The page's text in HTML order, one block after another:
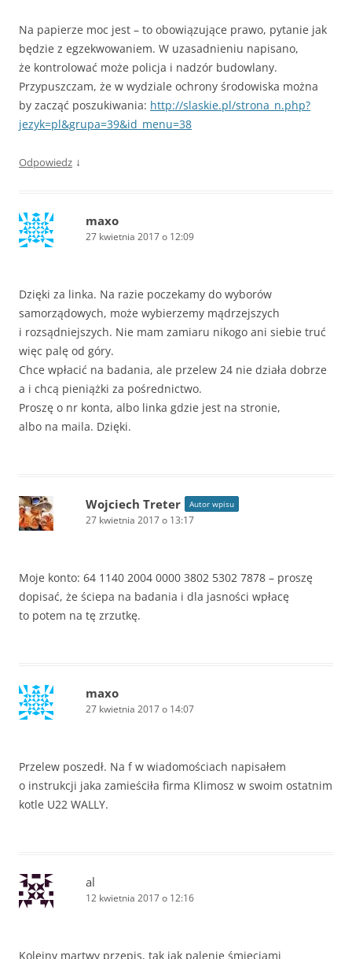
Na papierze moc jest – to obowiązujące prawo, pytanie jak
będzie z egzekwowaniem. W uzasadnieniu napisano,
że kontrolować może policja i nadzór budowlany.
Przypuszczam, że w wydziale ochrony środowiska można
by zacząć poszukiwania: http://slaskie.pl/strona_n.php?
jezyk=pl&grupa=39&id_menu=38
Odpowiedz ↓
maxo
27 kwietnia 2017 o 12:09
Dzięki za linka. Na razie poczekamy do wyborów
samorządowych, może wybierzemy mądrzejszych
i rozsądniejszych. Nie mam zamiaru nikogo ani siebie truć
więc palę od góry.
Chce wpłacić na badania, ale przelew 24 nie działa dobrze
a i chcą pieniążki za pośrednictwo.
Proszę o nr konta, albo linka gdzie jest na stronie,
albo na maila. Dzięki.
Wojciech Treter Autor wpisu
27 kwietnia 2017 o 13:17
Moje konto: 64 1140 2004 0000 3802 5302 7878 – proszę
dopisać, że ściepa na badania i dla jasności wpłacę
to potem na tę zrzutkę.
maxo
27 kwietnia 2017 o 14:07
Przelew poszedł. Na f w wiadomościach napisałem
o instrukcji jaka zamieściła firma Klimosz w swoim ostatnim
kotle U22 WALLY.
al
12 kwietnia 2017 o 12:16
Kolejny martwy przepis, tak jak palenie śmieciami